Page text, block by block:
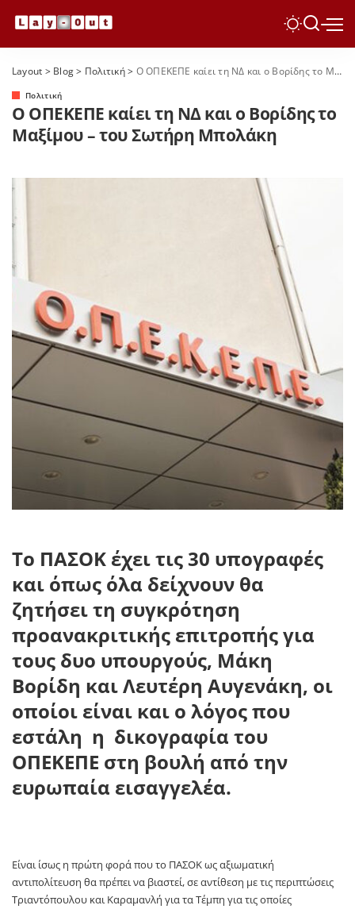
Layout > Blog> Πολιτική> Ο ΟΠΕΚΕΠΕ καίει τη ΝΔ και ο Βορίδης το Μαξίμου – του Σωτήρη Μπολάκη
Πολιτική
Ο ΟΠΕΚΕΠΕ καίει τη ΝΔ και ο Βορίδης το
Μαξίμου – του Σωτήρη Μπολάκη
Το ΠΑΣΟΚ έχει τις 30 υπογραφές
και όπως όλα δείχνουν θα
ζητήσει τη συγκρότηση
προανακριτικής επιτροπής για
τους δυο υπουργούς, Μάκη
Βορίδη και Λευτέρη Αυγενάκη, οι
οποίοι είναι και ο λόγος που
εστάλη η δικογραφία του
ΟΠΕΚΕΠΕ στη βουλή από την
ευρωπαία εισαγγελέα.
Είναι ίσως η πρώτη φορά που το ΠΑΣΟΚ ως αξιωματική
αντιπολίτευση θα πρέπει να βιαστεί, σε αντίθεση με τις περιπτώσεις
Τριαντόπουλου και Καραμανλή για τα Τέμπη για τις οποίες